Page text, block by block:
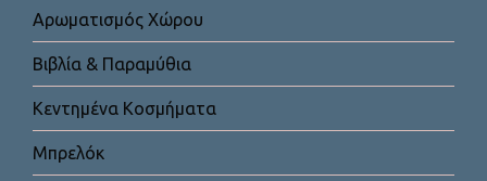
Αρωματισμός Χώρου
Βιβλία & Παραμύθια
Κεντημένα Κοσμήματα
Μπρελόκ